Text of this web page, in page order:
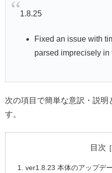
1.8.25
Fixed an issue with
parsed imprecisely in
次の項目で簡単な意訳・説明
す。
目次
ver1.8.23 本体のアップデ